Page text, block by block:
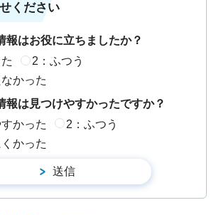
ください
報はお役に立ちましたか？
2：ふつう
かった
報は見つけやすかったですか？
かった
2：ふつう
かった